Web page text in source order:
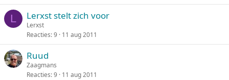
L Lerxst stelt zich voor
Lerxst
Reacties 9 11 aug 2011
Ruud
Zaagmans
Reacties 9 11 aug 2011